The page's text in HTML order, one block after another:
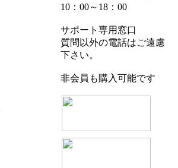
10：00～18：00
サポート専用窓口
質問以外の電話はご遠慮
下さい。
非会員も購入可能です